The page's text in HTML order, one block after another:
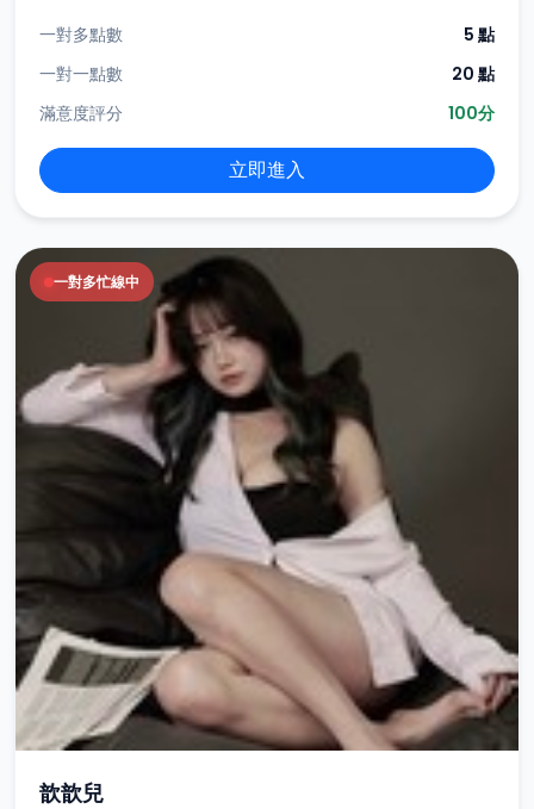
一對多點數
5 點
一對一點數
20 點
滿意度評分
100分
立即進入
一對多忙線中
歆歆兒